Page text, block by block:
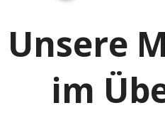
Unsere
im